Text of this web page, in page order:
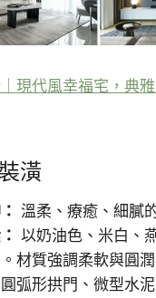
現代風幸福宅，典
潢
溫柔、療癒、細膩
以奶油色、米白、
材質強調柔軟與圓
弧形拱門、微型水泥